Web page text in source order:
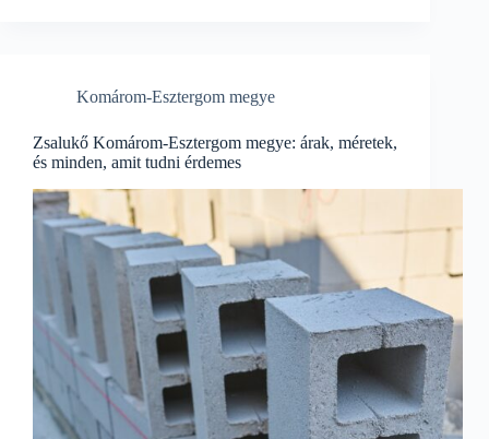
Komárom-Esztergom megye
Zsalukő Komárom-Esztergom megye: árak, méretek,
és minden, amit tudni érdemes